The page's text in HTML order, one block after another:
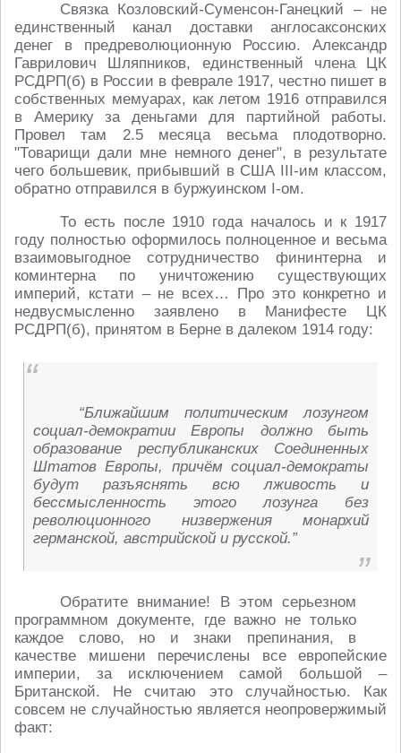
Связка Козловский-Суменсон-Ганецкий – не
единственный канал доставки англосаксонских
денег в предреволюционную Россию. Александр
Гаврилович Шляпников, единственный члена ЦК
РСДРП(б) в России в феврале 1917, честно пишет в
собственных мемуарах, как летом 1916 отправился
в Америку за деньгами для партийной работы.
Провел там 2.5 месяца весьма плодотворно.
"Товарищи дали мне немного денег", в результате
чего большевик, прибывший в США III-им классом,
обратно отправился в буржуинском I-ом.
То есть после 1910 года началось и к 1917
году полностью оформилось полноценное и весьма
взаимовыгодное сотрудничество фининтерна и
коминтерна по уничтожению существующих
империй, кстати – не всех… Про это конкретно и
недвусмысленно заявлено в Манифесте ЦК
РСДРП(б), принятом в Берне в далеком 1914 году:
“Ближайшим политическим лозунгом
социал-демократии Европы должно быть
образование республиканских Соединенных
Штатов Европы, причём социал-демократы
будут разъяснять всю лживость и
бессмысленность этого лозунга без
революционного низвержения монархий
германской, австрийской и русской.”
Обратите внимание! В этом серьезном
программном документе, где важно не только
каждое слово, но и знаки препинания, в
качестве мишени перечислены все европейские
империи, за исключением самой большой –
Британской. Не считаю это случайностью. Как
совсем не случайностью является неопровержимый
факт: